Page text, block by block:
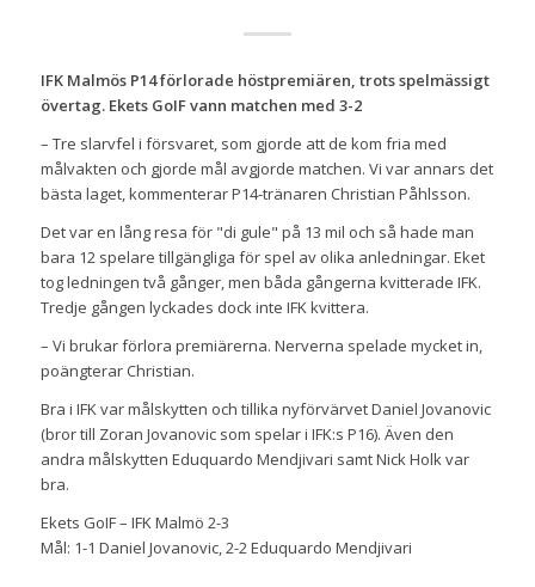
IFK Malmös P14 förlorade höstpremiären, trots spelmässigt
övertag. Ekets GoIF vann matchen med 3-2
– Tre slarvfel i försvaret, som gjorde att de kom fria med
målvakten och gjorde mål avgjorde matchen. Vi var annars det
bästa laget, kommenterar P14-tränaren Christian Påhlsson.
Det var en lång resa för "di gule" på 13 mil och så hade man
bara 12 spelare tillgängliga för spel av olika anledningar. Eket
tog ledningen två gånger, men båda gångerna kvitterade IFK.
Tredje gången lyckades dock inte IFK kvittera.
– Vi brukar förlora premiärerna. Nerverna spelade mycket in,
poängterar Christian.
Bra i IFK var målskytten och tillika nyförvärvet Daniel Jovanovic
(bror till Zoran Jovanovic som spelar i IFK:s P16). Även den
andra målskytten Eduquardo Mendjivari samt Nick Holk var
bra.
Ekets GoIF – IFK Malmö 2-3
Mål: 1-1 Daniel Jovanovic, 2-2 Eduquardo Mendjivari